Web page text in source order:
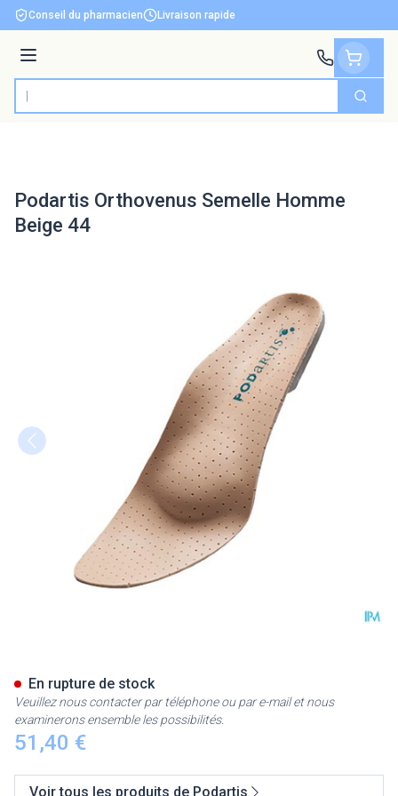
Aller au contenu
Conseil du pharmacien Livraison rapide
Menu
Rechercher
Podartis Orthovenus Semelle Homme
Beige 44
51,40 €
En rupture de stock
Veuillez nous contacter par téléphone ou par e-mail et nous
examinerons ensemble les possibilités.
Voir tous les produits de Podartis